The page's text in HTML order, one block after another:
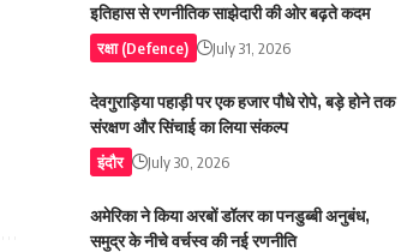
इतिहास से रणनीतिक साझेदारी की ओर बढ़ते कदम
रक्षा (Defence) July 31, 2026
देवगुराड़िया पहाड़ी पर एक हजार पौधे रोपे, बड़े होने तक
संरक्षण और सिंचाई का लिया संकल्प
इंदौर July 30, 2026
अमेरिका ने किया अरबों डॉलर का पनडुब्बी अनुबंध,
समुद्र के नीचे वर्चस्व की नई रणनीति